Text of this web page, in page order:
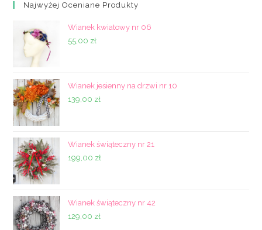
Najwyżej Oceniane Produkty
Wianek kwiatowy nr 06
55,00 zł
Wianek jesienny na drzwi nr 10
139,00 zł
Wianek świąteczny nr 21
199,00 zł
Wianek świąteczny nr 42
129,00 zł